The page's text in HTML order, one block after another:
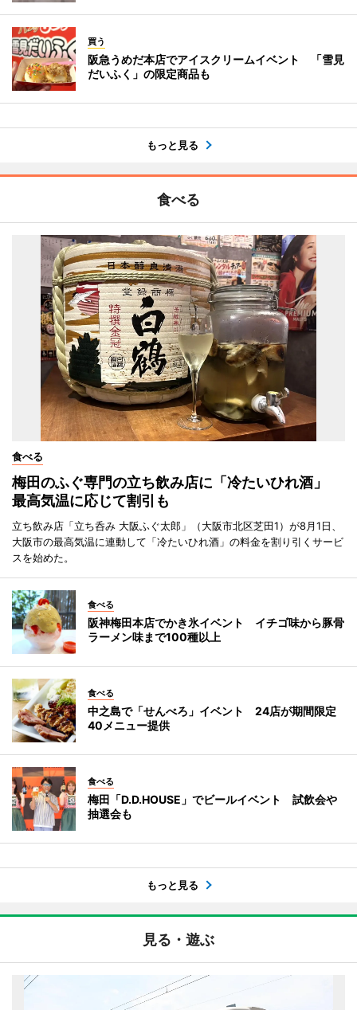
買う
阪急うめだ本店でアイスクリームイベント 「雪見
だいふく」の限定商品も
もっと見る
食べる
食べる
梅田のふぐ専門の立ち飲み店に「冷たいひれ酒」
最高気温に応じて割引も
立ち飲み店「立ち呑み 大阪ふぐ太郎」（大阪市北区芝田1）が8月1日、
大阪市の最高気温に連動して「冷たいひれ酒」の料金を割り引くサービ
スを始めた。
食べる
阪神梅田本店でかき氷イベント イチゴ味から豚骨
ラーメン味まで100種以上
食べる
中之島で「せんべろ」イベント 24店が期間限定
40メニュー提供
食べる
梅田「D.D.HOUSE」でビールイベント 試飲会や
抽選会も
もっと見る
見る・遊ぶ